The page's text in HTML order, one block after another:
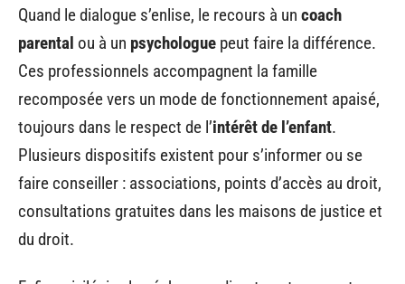
Quand le dialogue s’enlise, le recours à un coach
parental ou à un psychologue peut faire la différence.
Ces professionnels accompagnent la famille
recomposée vers un mode de fonctionnement apaisé,
toujours dans le respect de l’intérêt de l’enfant.
Plusieurs dispositifs existent pour s’informer ou se
faire conseiller : associations, points d’accès au droit,
consultations gratuites dans les maisons de justice et
du droit.